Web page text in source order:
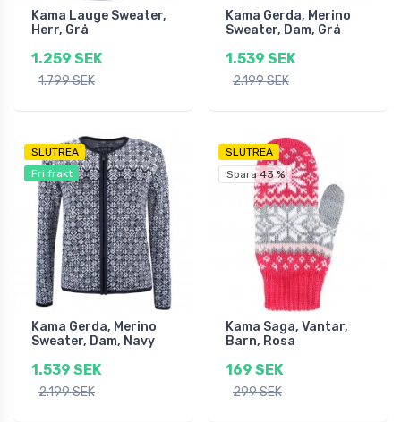
Kama Lauge Sweater,
Herr, Grå
1.259 SEK
1.799 SEK
Kama Gerda, Merino
Sweater, Dam, Grå
1.539 SEK
2.199 SEK
SLUTREA
Fri frakt
Kama Gerda, Merino
Sweater, Dam, Navy
1.539 SEK
2.199 SEK
SLUTREA
Spara 43 %
Kama Saga, Vantar,
Barn, Rosa
169 SEK
299 SEK